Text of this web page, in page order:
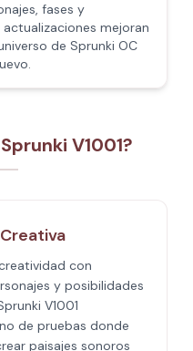
fases y
mejoran
de Sprunki OC
V1001?
con
y posibilidades
V1001
de pruebas donde
paisajes sonoros